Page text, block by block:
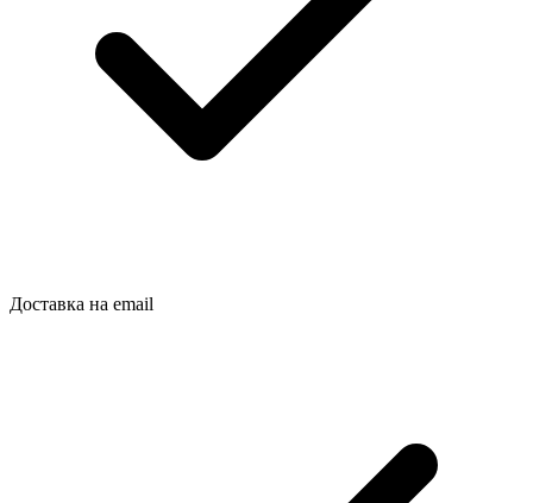
Доставка на email